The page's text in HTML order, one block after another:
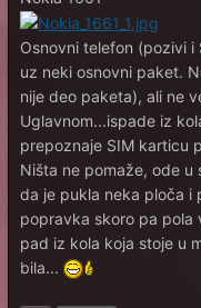
Osnovni telefon (pozivi i
uz neki osnovni paket.
nije deo paketa), ali ne
Uglavnom...ispade iz
prepoznaje SIM karticu
Ništa ne pomaže, ode u
da je pukla neka ploča i
popravka skoro pa pola
pad iz kola koja stoje u
bila...